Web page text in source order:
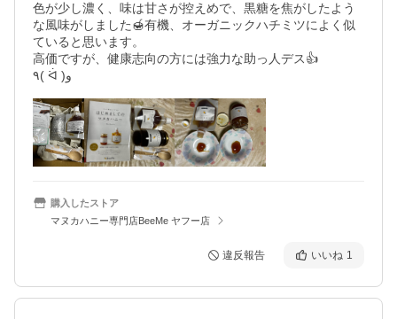
色が少し濃く、味は甘さが控えめで、黒糖を焦がしたよう
な風味がしました🍯有機、オーガニックハチミツによく似
ていると思います。
高価ですが、健康志向の方には強力な助っ人デス👍
٩( ᐛ )و
購入したストア
マヌカハニー専門店BeeMe ヤフー店
違反報告 いいね 1